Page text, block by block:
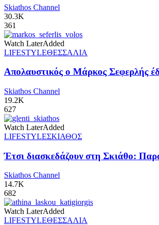
Skiathos Channel
30.3K
361
Watch LaterAdded
LIFESTYLEΘΕΣΣΑΛΙΑ
Απολαυστικός ο Μάρκος Σεφερλής
Skiathos Channel
19.2K
627
Watch LaterAdded
LIFESTYLEΣΚΙΑΘΟΣ
Έτσι διασκεδάζουν στη Σκιάθο:
Skiathos Channel
14.7K
682
Watch LaterAdded
LIFESTYLEΘΕΣΣΑΛΙΑ